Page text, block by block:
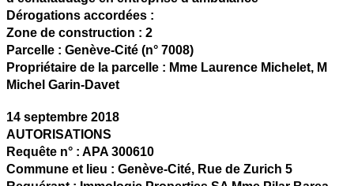
Dérogations accordées :
Zone de construction : 2
Parcelle : Genève-Cité (n° 7008)
Propriétaire de la parcelle : Mme Laurence Michelet, M
Michel Garin-Davet
14 septembre 2018
AUTORISATIONS
Requête n° : APA 300610
Commune et lieu : Genève-Cité, Rue de Zurich 5